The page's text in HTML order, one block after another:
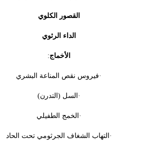
القصور الكلوي
الداء الرثوي
الأخماج:
·فيروس نقص المناعة البشري
·السل (التدرن)
·الخمج الطفيلي
·التهاب الشغاف الجرثومي تحت الحاد